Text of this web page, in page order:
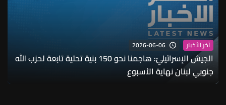
آخر الأخبار 2026-06-06
الجيش الإسرائيليّ: هاجمنا نحو 150 بنية تحتية تابعة لحزب الله
جنوبي لبنان نهاية الأسبوع